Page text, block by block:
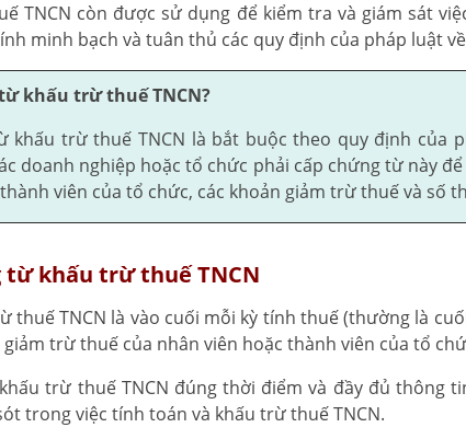
TNCN còn được sử dụng để kiểm tra và giám sát
minh bạch và tuân thủ các quy định của pháp luật
khấu trừ thuế TNCN?
khấu trừ thuế TNCN là bắt buộc theo quy định của
doanh nghiệp hoặc tổ chức phải cấp chứng từ này
viên của tổ chức, các khoản giảm trừ thuế và số
khấu trừ thuế TNCN
thuế TNCN là vào cuối mỗi kỳ tính thuế (thường là
trừ thuế của nhân viên hoặc thành viên của tổ
trừ thuế TNCN đúng thời điểm và đầy đủ thông
trong việc tính toán và khấu trừ thuế TNCN.